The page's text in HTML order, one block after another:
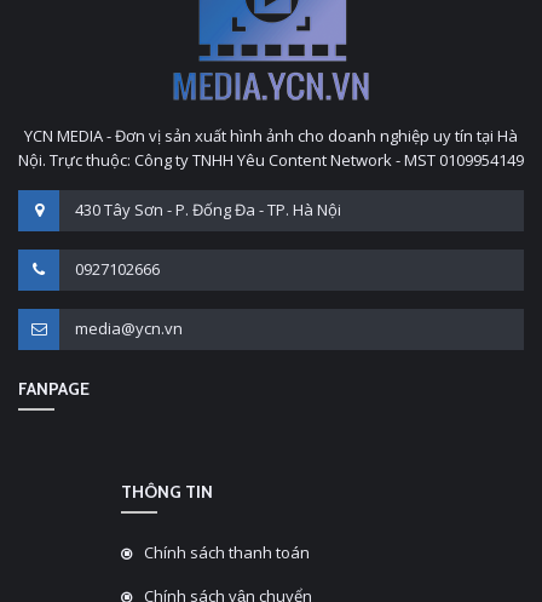
YCN MEDIA - Đơn vị sản xuất hình ảnh cho doanh nghiệp uy tín tại Hà
Nội. Trực thuộc: Công ty TNHH Yêu Content Network - MST 0109954149
430 Tây Sơn - P. Đống Đa - TP. Hà Nội
0927102666
media@ycn.vn
FANPAGE
THÔNG TIN
Chính sách thanh toán
Chính sách vận chuyển